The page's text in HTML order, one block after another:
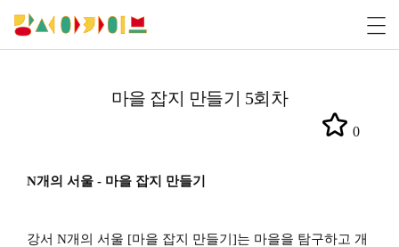
마을 잡지 만들기 5회차
0
N개의 서울 - 마을 잡지 만들기
강서 N개의 서울 [마을 잡지 만들기]는 마을을 탐구하고 개